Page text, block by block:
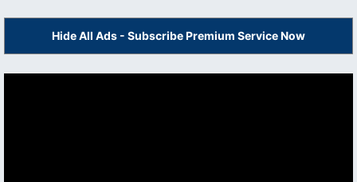
Hide All Ads - Subscribe Premium Service Now